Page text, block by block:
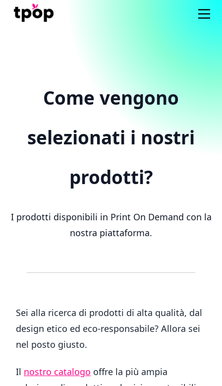
Come vengono
selezionati i nostri
prodotti?
I prodotti disponibili in Print On Demand con la
nostra piattaforma.
Sei alla ricerca di prodotti di alta qualità, dal
design etico ed eco-responsabile? Allora sei
nel posto giusto.
Il nostro catalogo offre la più ampia